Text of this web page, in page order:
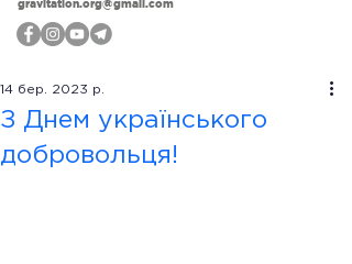
gravitation.org@gmail.com
З Днем українського
добровольця!
14 бер. 2023 р.